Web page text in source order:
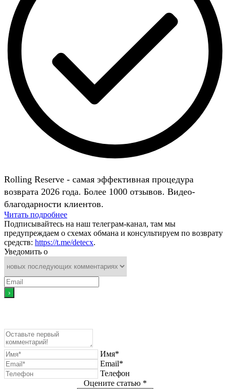
Rolling Reserve - самая эффективная процедура
возврата 2026 года. Более 1000 отзывов. Видео-
благодарности клиентов.
Читать подробнее
Подписывайтесь на наш телеграм-канал, там мы
предупреждаем о схемах обмана и консультируем по возврату
средств: https://t.me/detecx.
Уведомить о
Имя*
Email*
Телефон
Оцените статью *